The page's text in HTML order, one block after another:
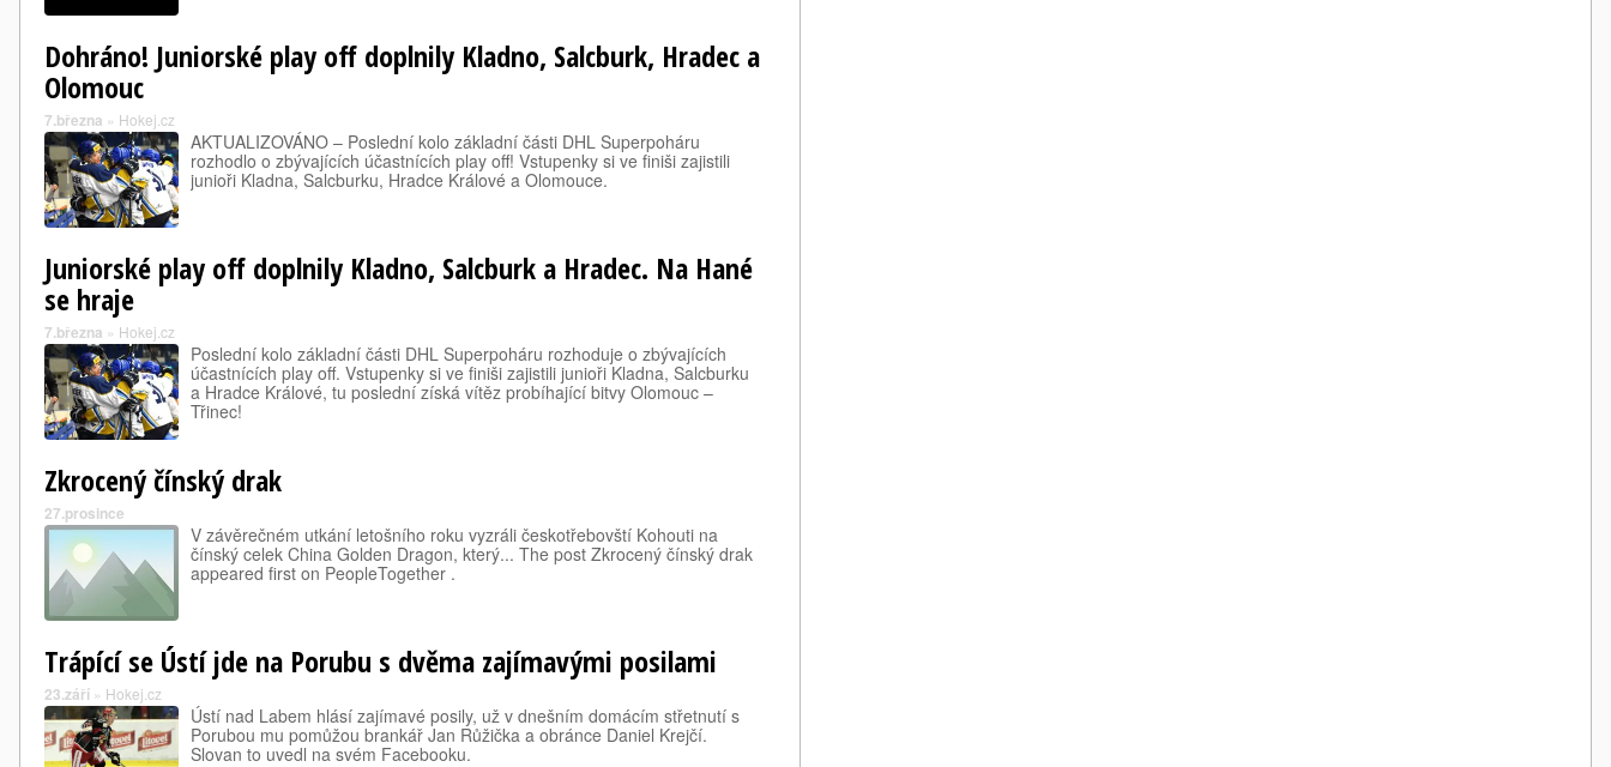
Dohráno! Juniorské play off doplnily Kladno, Salcburk, Hradec a
Olomouc
7.března » Hokej.cz
AKTUALIZOVÁNO – Poslední kolo základní části DHL Superpoháru
rozhodlo o zbývajících účastnících play off! Vstupenky si ve finiši zajistili
junioři Kladna, Salcburku, Hradce Králové a Olomouce.
Juniorské play off doplnily Kladno, Salcburk a Hradec. Na Hané
se hraje
7.března » Hokej.cz
Poslední kolo základní části DHL Superpoháru rozhoduje o zbývajících
účastnících play off. Vstupenky si ve finiši zajistili junioři Kladna, Salcburku
a Hradce Králové, tu poslední získá vítěz probíhající bitvy Olomouc –
Třinec!
Zkrocený čínský drak
27.prosince
V závěrečném utkání letošního roku vyzráli českotřebovští Kohouti na
čínský celek China Golden Dragon, který... The post Zkrocený čínský drak
appeared first on PeopleTogether .
Trápící se Ústí jde na Porubu s dvěma zajímavými posilami
23.září » Hokej.cz
Ústí nad Labem hlásí zajímavé posily, už v dnešním domácím střetnutí s
Porubou mu pomůžou brankář Jan Růžička a obránce Daniel Krejčí.
Slovan to uvedl na svém Facebooku.